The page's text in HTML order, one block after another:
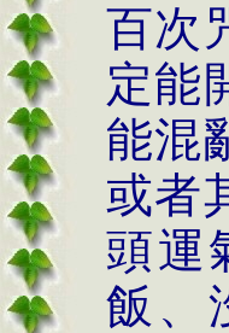
百次
定能
能混
或者
頭運
飯、